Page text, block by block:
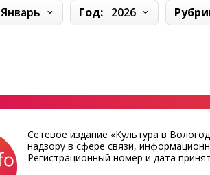
Январь Год: 2026
Сетевое издание «Культура в
надзору в сфере связи,
Регистрационный номер и дата